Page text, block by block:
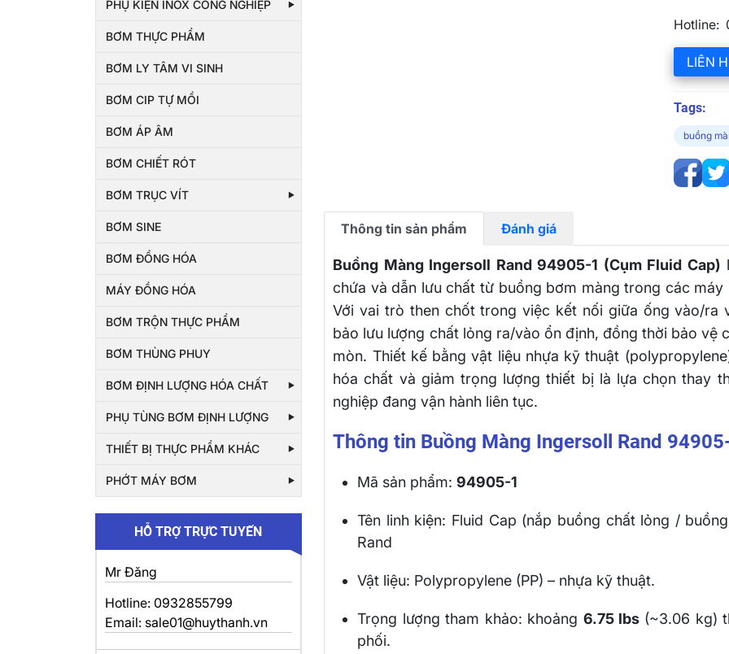
PHỤ KIỆN INOX CÔNG NGHIỆP
BƠM THỰC PHẨM
BƠM LY TÂM VI SINH
BƠM CIP TỰ MỒI
BƠM ÁP ÂM
BƠM CHIẾT RÓT
BƠM TRỤC VÍT
BƠM SINE
BƠM ĐỒNG HÓA
MÁY ĐỒNG HÓA
BƠM TRỘN THỰC PHẨM
BƠM THÙNG PHUY
BƠM ĐỊNH LƯỢNG HÓA CHẤT
PHỤ TÙNG BƠM ĐỊNH LƯỢNG
THIẾT BỊ THỰC PHẨM KHÁC
PHỚT MÁY BƠM
HỖ TRỢ TRỰC TUYẾN
Mr Đăng
Hotline: 0932855799
Email: sale01@huythanh.vn
Hotline:
LIÊN
Tags:
buồng
Thông tin sản phẩm Đánh giá
Buồng Màng Ingersoll Rand 94905-1 (Cụm Fluid Cap)
chứa và dẫn lưu chất từ buồng bơm màng trong các máy
Với vai trò then chốt trong việc kết nối giữa ống vào/ra
bảo lưu lượng chất lỏng ra/vào ổn định, đồng thời bảo vệ
mòn. Thiết kế bằng vật liệu nhựa kỹ thuật
hóa chất và giảm trọng lượng thiết bị là lựa chọn thay
nghiệp đang vận hành liên tục.
Thông tin Buồng Màng Ingersoll Rand
Mã sản phẩm:94905-1
Tên linh kiện: Fluid Cap (nắp buồng chất lỏng /
Rand
Vật liệu: Polypropylene (PP) – nhựa kỹ thuật.
Trọng lượng tham khảo: khoảng 6.75 lbs (~3.06 kg)
phối.